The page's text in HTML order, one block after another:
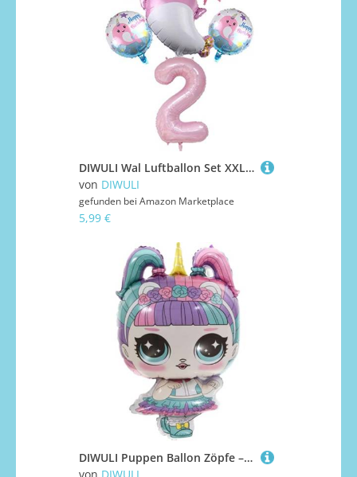
DIWULI Wal Luftballon Set XXL Zahl 2 - Kindergeburtstag Deko
von DIWULI
gefunden bei Amazon Marketplace
5,99 €
DIWULI Puppen Ballon Zöpfe – Manga Deko Kindergeburtstag